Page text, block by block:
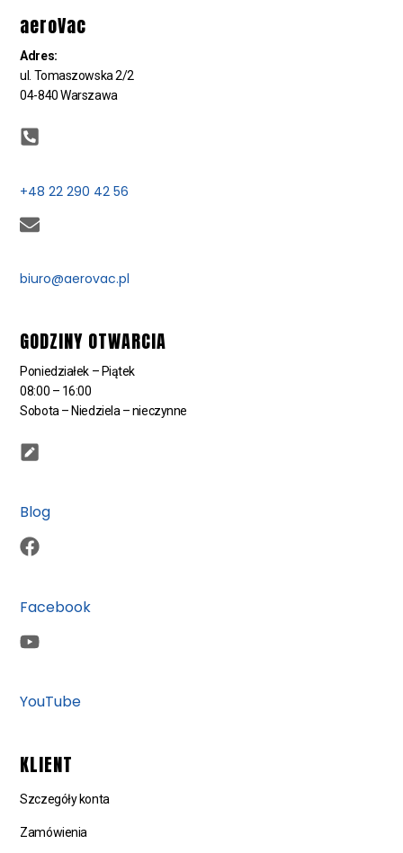
aeroVac
Adres:
ul. Tomaszowska 2/2
04-840 Warszawa
+48 22 290 42 56
biuro@aerovac.pl
GODZINY OTWARCIA
Poniedziałek – Piątek
08:00 – 16:00
Sobota – Niedziela – nieczynne
Blog
Facebook
YouTube
KLIENT
Szczegóły konta
Zamówienia